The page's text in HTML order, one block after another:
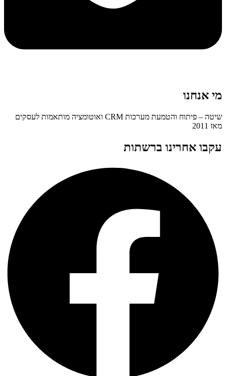
מי אנחנו
שיטה – פיתוח והטמעת מערכות CRM ואוטומציה מותאמות לעסקים
מאז 2011
עקבו אחרינו ברשתות